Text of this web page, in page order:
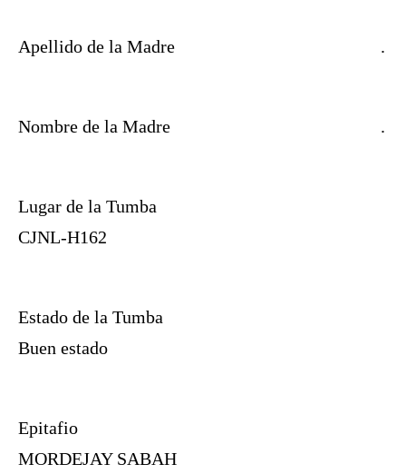
Apellido de la Madre .
Nombre de la Madre .
Lugar de la Tumba
CJNL-H162
Estado de la Tumba
Buen estado
Epitafio
MORDEJAY SABAH